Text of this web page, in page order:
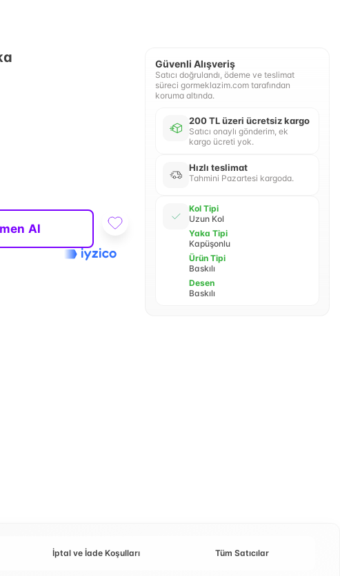
Al
Güvenli Alışveriş
Satıcı doğrulandı, ödeme ve teslimat
süreci gormeklazim.com tarafından
koruma altında.
200 TL üzeri ücretsiz kargo
Satıcı onaylı gönderim, ek
kargo ücreti yok.
Hızlı teslimat
Tahmini Pazartesi kargoda.
Kol Tipi
Uzun Kol
Yaka Tipi
Kapüşonlu
Ürün Tipi
Baskılı
Desen
Baskılı
İptal ve İade Koşulları Tüm Satıcılar